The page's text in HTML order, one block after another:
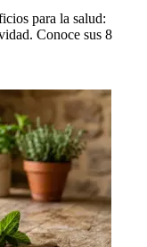
para la salud:
Conoce sus 8